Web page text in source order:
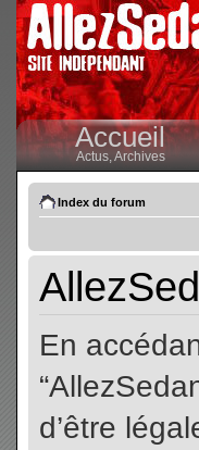
Accueil
Actus,Archives
Index du forum
En
d’être